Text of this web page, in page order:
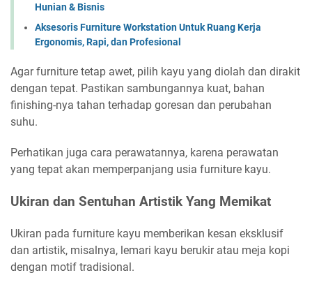
Hunian & Bisnis
Aksesoris Furniture Workstation Untuk Ruang Kerja
Ergonomis, Rapi, dan Profesional
Agar furniture tetap awet, pilih kayu yang diolah dan dirakit
dengan tepat. Pastikan sambungannya kuat, bahan
finishing-nya tahan terhadap goresan dan perubahan
suhu.
Perhatikan juga cara perawatannya, karena perawatan
yang tepat akan memperpanjang usia furniture kayu.
Ukiran dan Sentuhan Artistik Yang Memikat
Ukiran pada furniture kayu memberikan kesan eksklusif
dan artistik, misalnya, lemari kayu berukir atau meja kopi
dengan motif tradisional.